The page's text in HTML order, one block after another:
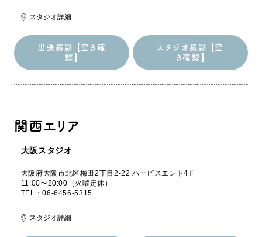
スタジオ詳細
出張撮影 [空き確
認]
出張撮影 [空き確
スタジオ撮影 [空
き確認]
スタジオ撮影 [空
関西エリア
大阪スタジオ
大阪府大阪市北区梅田2丁目2-22 ハービスエント4Ｆ
11:00〜20:00（火曜定休）
TEL：06-6456-5315
スタジオ詳細